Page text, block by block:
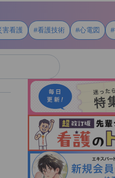
害看護 #看護技術 #心電図